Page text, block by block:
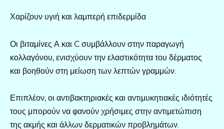
Χαρίζουν υγιή και λαμπερή επιδερμίδα
Οι βιταμίνες Α και C συμβάλλουν στην παραγωγή
κολλαγόνου, ενισχύουν την ελαστικότητα του δέρματος
και βοηθούν στη μείωση των λεπτών γραμμών.
Επιπλέον, οι αντιβακτηριακές και αντιμυκητιακές ιδιότητές
τους μπορούν να φανούν χρήσιμες στην αντιμετώπιση
της ακμής και άλλων δερματικών προβλημάτων.